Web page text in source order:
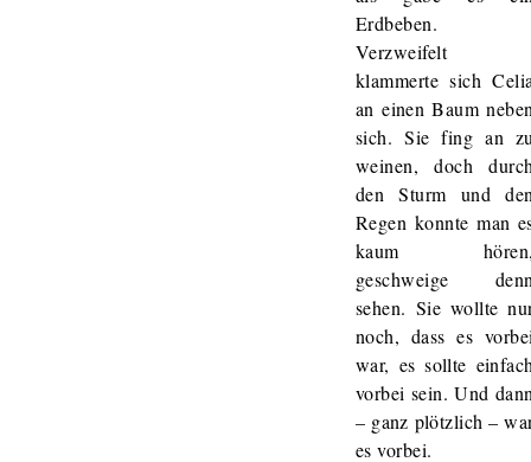
Erdbeben.
Verzweifelt
klammerte sich
an einen Baum
sich. Sie fing an
weinen, doch
den Sturm und
Regen konnte man
kaum
geschweige
sehen. Sie wollte
noch, dass es
war, es sollte
vorbei sein. Und
– ganz plötzlich –
es vorbei.